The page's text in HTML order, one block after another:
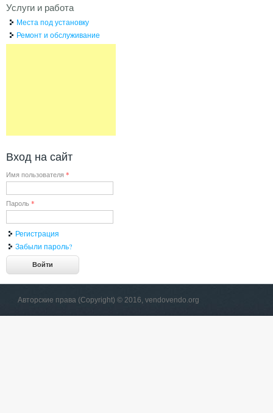
Услуги и работа
Места под установку
Ремонт и обслуживание
Вход на сайт
Имя пользователя *
Пароль *
Регистрация
Забыли пароль?
Авторские права (Copyright) © 2016, vendovendo.org